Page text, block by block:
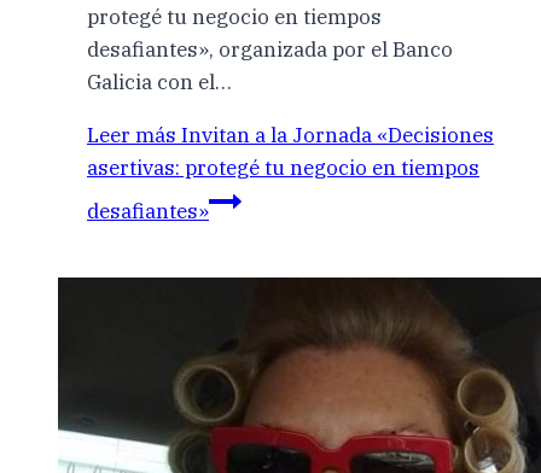
protegé tu negocio en tiempos
desafiantes», organizada por el Banco
Galicia con el…
Leer más Invitan a la Jornada «Decisiones
asertivas: protegé tu negocio en tiempos
desafiantes»